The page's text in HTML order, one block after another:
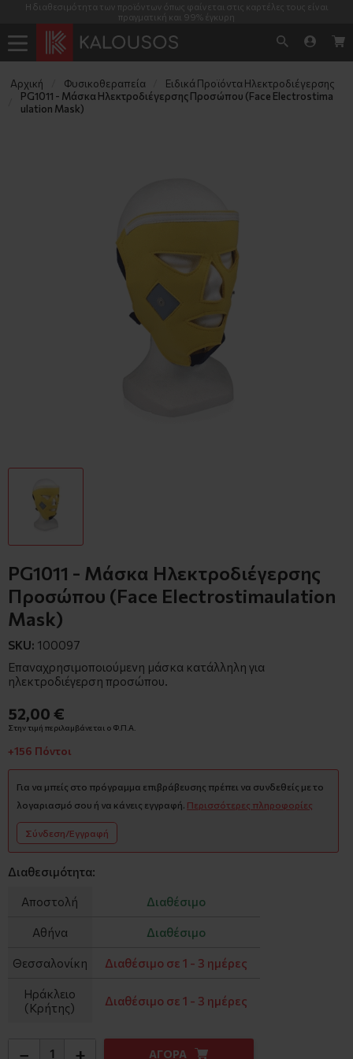
Η διαθεσιμότητα των προϊόντων όπως φαίνεται στις καρτέλες τους είναι
πραγματική και 99% έγκυρη
Αρχική Φυσικοθεραπεία
Ειδικά Προϊόντα Ηλεκτροδιέγερσης
PG1011 - Μάσκα Ηλεκτροδιέγερσης Προσώπου (Face Electrostima
ulation Mask)
PG1011 - Μάσκα Ηλεκτροδιέγερσης
Προσώπου (Face Electrostimaulation
Mask)
SKU: 100097
Επαναχρησιμοποιούμενη μάσκα κατάλληλη για
ηλεκτροδιέγερση προσώπου.
52,00 €
Στην τιμή περιλαμβάνεται ο Φ.Π.Α.
+156 Πόντοι
Για να μπείς στο πρόγραμμα επιβράβευσης πρέπει να συνδεθείς με το
λογαριασμό σου ή να κάνεις εγγραφή. Περισσότερες πληροφορίες
Σύνδεση/Εγγραφή
Διαθεσιμότητα:
Αποστολή Διαθέσιμο
Αθήνα Διαθέσιμο
Θεσσαλονίκη Διαθέσιμο σε 1 - 3 ημέρες
Ηράκλειο
(Κρήτης)
Διαθέσιμο σε 1 - 3 ημέρες
− + ΑΓΟΡΑ